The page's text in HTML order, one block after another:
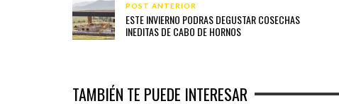
POST ANTERIOR
ESTE INVIERNO PODRAS DEGUSTAR COSECHAS
INEDITAS DE CABO DE HORNOS
TAMBIÉN TE PUEDE INTERESAR